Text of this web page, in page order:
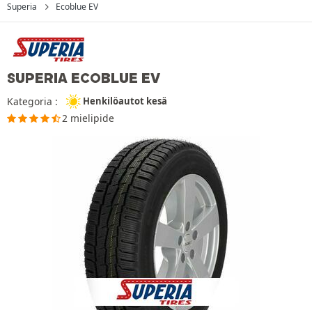
Superia Ecoblue EV
SUPERIA ECOBLUE EV
Kategoria : Henkilöautot kesä
2 mielipide